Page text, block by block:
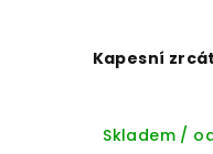
Kapesní
Skladem /